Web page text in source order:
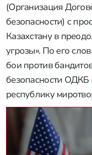
(Организация
безопасности) с
Казахстану в
угрозы». По его
бои против
безопасности ОДКБ
республику